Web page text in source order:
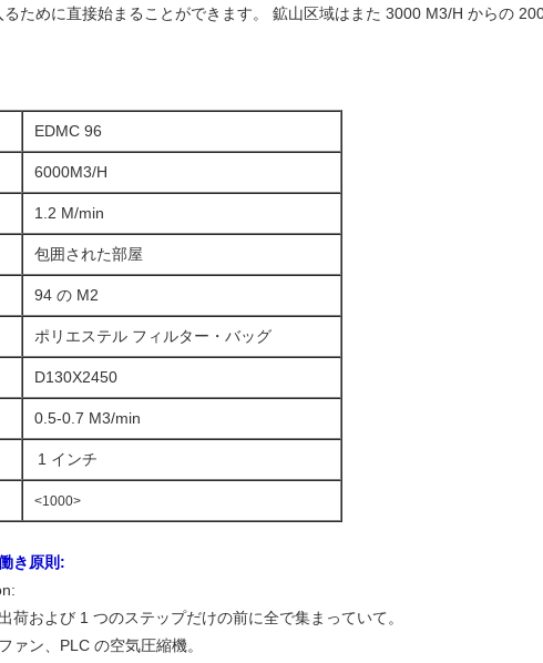
ために直接始まることができます。 鉱山区域はまた 3000 M3/H からの
EDMC 96
6000M3/H
1.2 M/min
包囲された部屋
94 の M2
ポリエステル フィルター・バッグ
D130X2450
0.5-0.7 M3/min
1 インチ
<1000>
き原則:
荷および 1 つのステップだけの前に全で集まっていて。
ァン、PLC の空気圧縮機。